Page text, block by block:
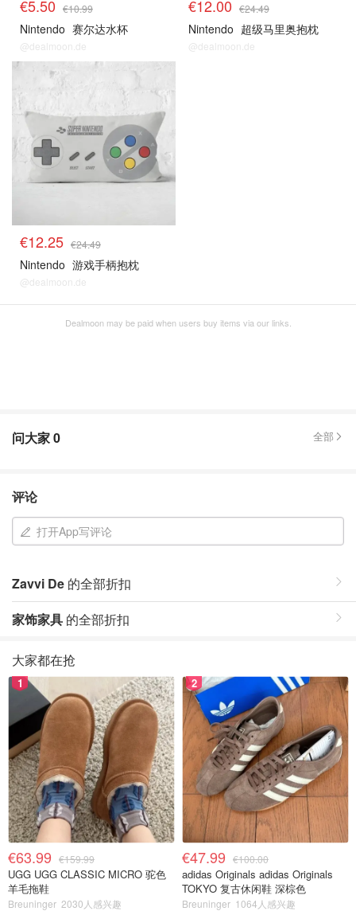
€5.50 €10.99
Nintendo 赛尔达水杯
@dealmoon.de
€12.00 €24.49
Nintendo 超级马里奥抱枕
@dealmoon.de
€12.25 €24.49
Nintendo 游戏手柄抱枕
@dealmoon.de
Dealmoon may be paid when users buy items via our links.
问大家0 全部
评论
打开App写评论
Zavvi De 的全部折扣
家饰家具 的全部折扣
大家都在抢
1
€63.99 €159.99
UGG UGG CLASSIC MICRO 驼色
羊毛拖鞋
Breuninger 2030人感兴趣
2
€47.99 €100.00
adidas Originals adidas Originals
TOKYO 复古休闲鞋 深棕色
Breuninger 1064人感兴趣